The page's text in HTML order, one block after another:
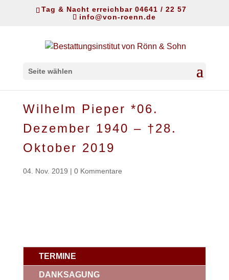
Tag & Nacht erreichbar 04641 / 22 57
info@von-roenn.de
Seite wählen
Wilhelm Pieper *06.
Dezember 1940 – †28.
Oktober 2019
04. Nov. 2019 | 0 Kommentare
TERMINE
DANKSAGUNG